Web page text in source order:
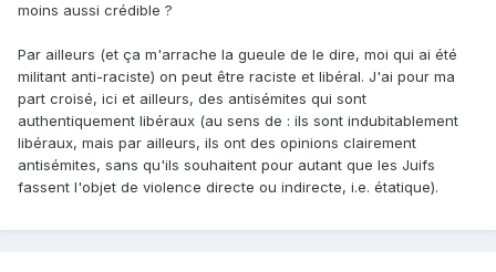
moins aussi crédible ?
Par ailleurs (et ça m'arrache la gueule de le dire, moi qui ai été
militant anti-raciste) on peut être raciste et libéral. J'ai pour ma
part croisé, ici et ailleurs, des antisémites qui sont
authentiquement libéraux (au sens de : ils sont indubitablement
libéraux, mais par ailleurs, ils ont des opinions clairement
antisémites, sans qu'ils souhaitent pour autant que les Juifs
fassent l'objet de violence directe ou indirecte, i.e. étatique).